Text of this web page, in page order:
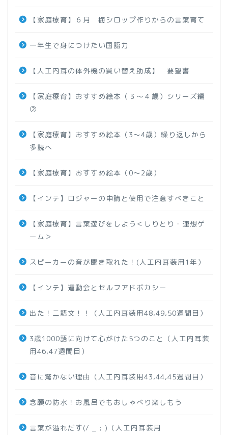
【家庭療育】６月 梅シロップ作りからの言葉育て
一年生で身につけたい国語力
【人工内耳の体外機の買い替え助成】 要望書
【家庭療育】おすすめ絵本（３～４歳）シリーズ編
②
【家庭療育】おすすめ絵本（3～4歳）繰り返しから
多読へ
【家庭療育】おすすめ絵本（0～2歳）
【インテ】ロジャーの申請と使用で注意すべきこと
【家庭療育】言葉遊びをしよう＜しりとり・連想ゲ
ーム＞
スピーカーの音が聞き取れた！(人工内耳装用1年）
【インテ】運動会とセルフアドボカシー
出た！二語文！！（人工内耳装用48,49,50週間目）
3歳1000語に向けて心がけた5つのこと（人工内耳装
用46,47週間目）
音に驚かない理由（人工内耳装用43,44,45週間目）
念願の防水！お風呂でもおしゃべり楽しもう
言葉が溢れだす(/ _ ; )（人工内耳装用